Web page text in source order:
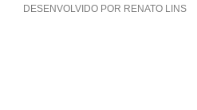
DESENVOLVIDO POR RENATO LINS